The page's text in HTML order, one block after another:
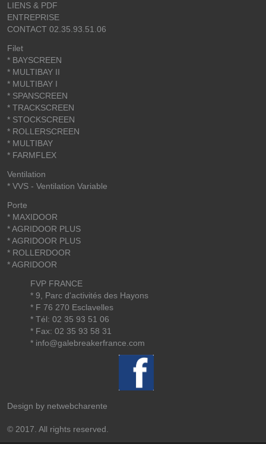
LIENS & PDF
ENTREPRISE
CONTACT 02.35.93.51.06
Filet
* BAYSCREEN
* MULTIBAY II
* MULTIBAY I
* SPANSCREEN
* TRACKSCREEN
* STOCKSCREEN
* ROLLERSCREEN
* MULTIBAY
* FARMFLEX
Ventilation
* VVS - Ventilation Variable
Porte
* MAXIDOOR
* AGRIDOOR PLUS
* AGRIDOOR PLUS
* ROLLERDOOR
* AGRIDOOR
FVP FRANCE
* 9, Parc d'activités des Hayons
* F 76 270 Esclavelles
* Tél: 02 35 93 51 06
* Fax: 02 35 93 58 31
* info@galebreakerfrance.com
Design by netwebcharente
© 2017. All rights reserved.